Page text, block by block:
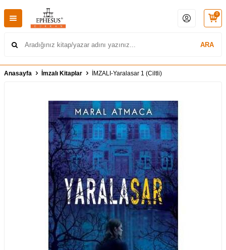
ARA
0
Anasayfa İmzalı Kitaplar İMZALI-Yaralasar 1 (Ciltli)